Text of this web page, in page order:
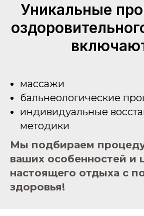
Уникальные
массажи
бальнеологические
индивидуальные
методики
Мы подбираем
ваших особенностей и
настоящего отдыха с
здоровья!